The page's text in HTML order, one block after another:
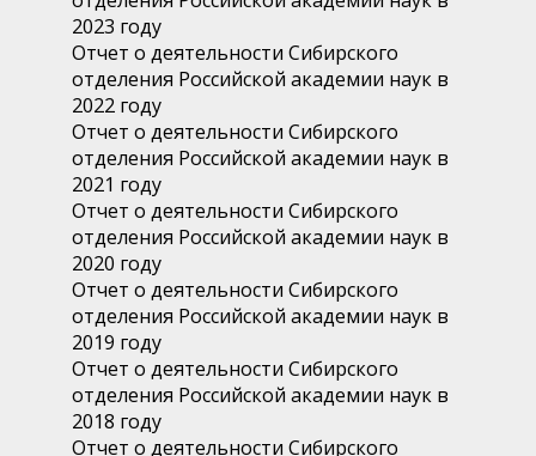
2023 году
Отчет о деятельности Сибирского
отделения Российской академии наук в
2022 году
Отчет о деятельности Сибирского
отделения Российской академии наук в
2021 году
Отчет о деятельности Сибирского
отделения Российской академии наук в
2020 году
Отчет о деятельности Сибирского
отделения Российской академии наук в
2019 году
Отчет о деятельности Сибирского
отделения Российской академии наук в
2018 году
Отчет о деятельности Сибирского